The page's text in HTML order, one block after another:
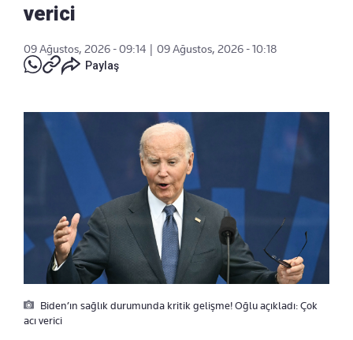
verici
09 Ağustos, 2026 - 09:14
09 Ağustos, 2026 - 10:18
Paylaş
Biden’ın sağlık durumunda kritik gelişme! Oğlu açıkladı: Çok
acı verici